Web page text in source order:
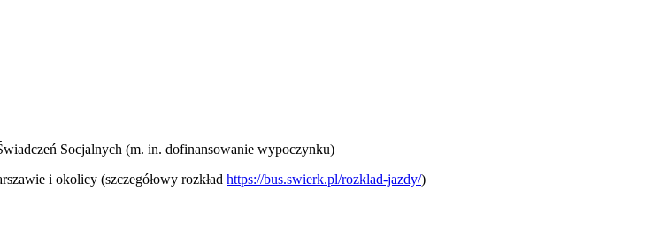
Socjalnych (m. in. dofinansowanie wypoczynku)
i okolicy (szczegółowy rozkład https://bus.swierk.pl/rozklad-jazdy/)